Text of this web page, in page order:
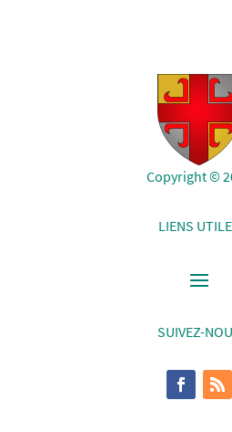
Copyright ©
LIENS
SUIVEZ-